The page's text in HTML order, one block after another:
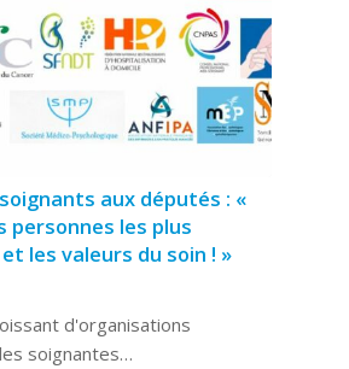
soignants aux députés : «
personnes les plus
les valeurs du soin ! »
d'organisations
soignantes…